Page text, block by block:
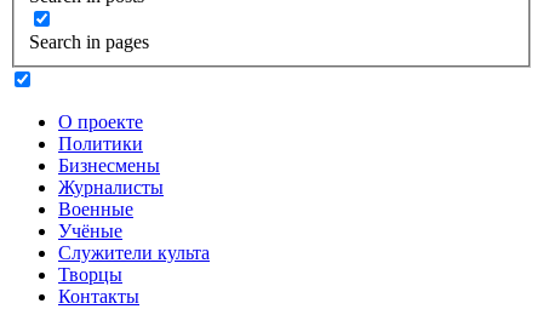
Search in pages
О проекте
Политики
Бизнесмены
Журналисты
Военные
Учёные
Служители культа
Творцы
Контакты